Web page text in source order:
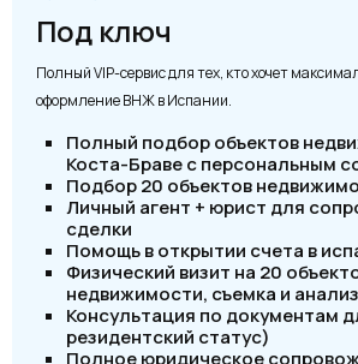
Под ключ
Полный VIP-сервис для тех, кто хочет
оформление ВНЖ в Испании.
Полный подбор объектов
Коста-Браве с персональным
Подбор 20 объектов
Личный агент + юрист для
сделки
Помощь в открытии счета в
Физический визит на 20
недвижимости, съемка и анализ
Консультация по документам
резидентский статус)
Полное юридическое